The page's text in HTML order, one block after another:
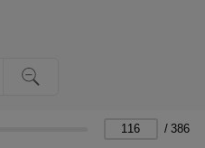
/ 386